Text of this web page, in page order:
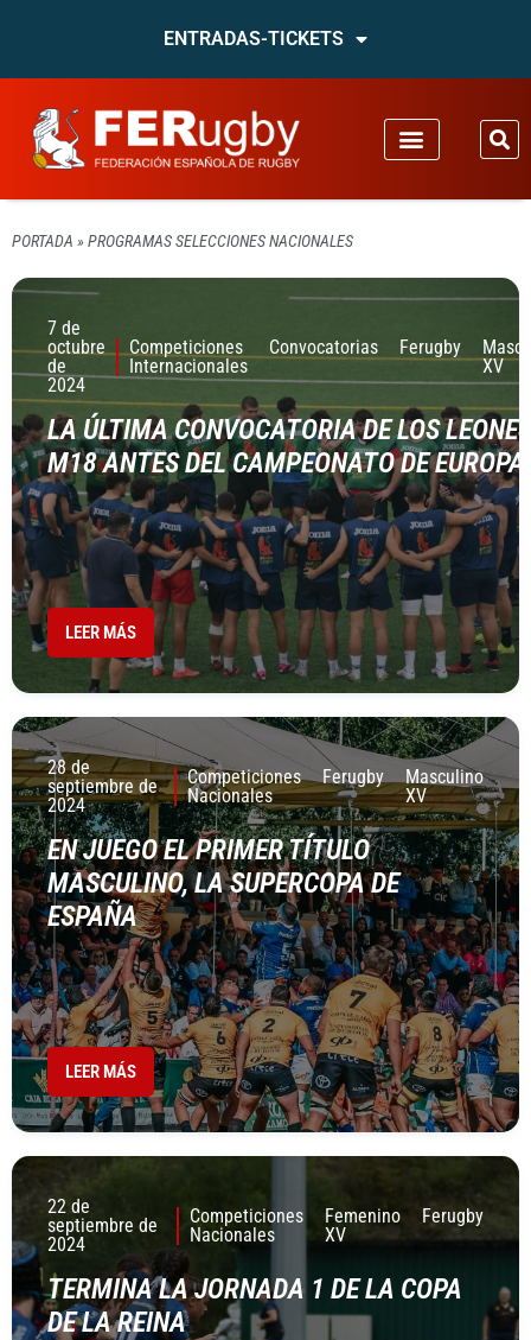
ENTRADAS-TICKETS
PORTADA » PROGRAMAS SELECCIONES NACIONALES
7 de
octubre
de
2024
Competiciones
Internacionales
Convocatorias Ferugby
XV
LA ÚLTIMA CONVOCATORIA DE LOS LEONES
M18 ANTES DEL CAMPEONATO DE EUROPA
LEER MÁS
28 de
septiembre de
2024
Competiciones
Nacionales
Ferugby
Masculino
XV
EN JUEGO EL PRIMER TÍTULO
MASCULINO, LA SUPERCOPA DE
ESPAÑA
LEER MÁS
22 de
septiembre de
2024
Competiciones
Nacionales
Femenino
XV
Ferugby
TERMINA LA JORNADA 1 DE LA COPA
DE LA REINA